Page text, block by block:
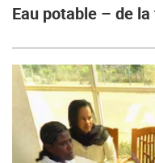
Eau potable – de